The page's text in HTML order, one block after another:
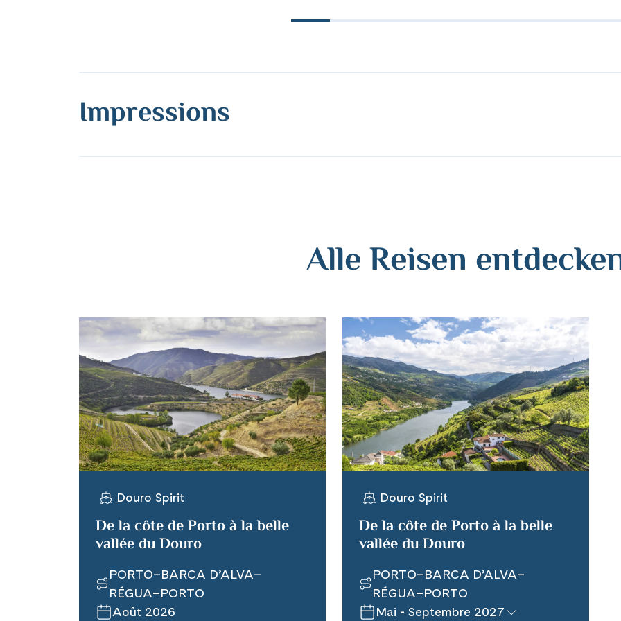
Impressions
Alle Reisen
Douro Spirit
De la côte de Porto à la belle
vallée du Douro
PORTO–BARCA D’ALVA–
RÉGUA–PORTO
Août 2026
Douro Spirit
De la côte de Porto à la belle
vallée du Douro
PORTO–BARCA D’ALVA–
RÉGUA–PORTO
Mai - Septembre 2027